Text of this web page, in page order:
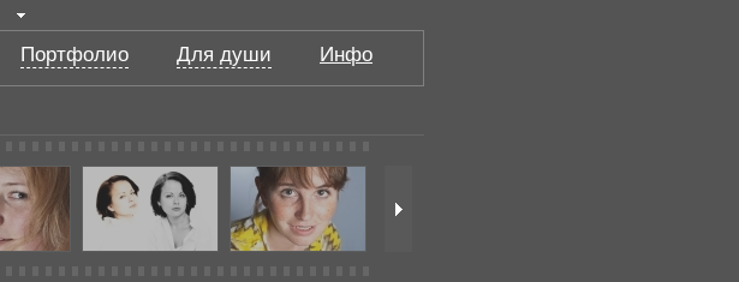
Портфолио Для души Инфо